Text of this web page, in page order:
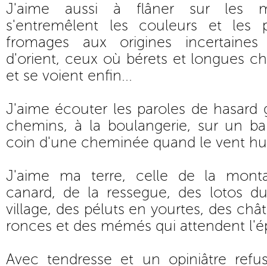
J'aime aussi à flâner sur les
s'entremêlent les couleurs et les
fromages aux origines incertaines
d'orient, ceux où bérets et longues
et se voient enfin...
J'aime écouter les paroles de hasard
chemins, à la boulangerie, sur un
coin d'une cheminée quand le vent
J'aime ma terre, celle de la
canard, de la ressegue, des lotos
village, des péluts en yourtes, des
ronces et des mémés qui attendent
Avec tendresse et un opiniâtre